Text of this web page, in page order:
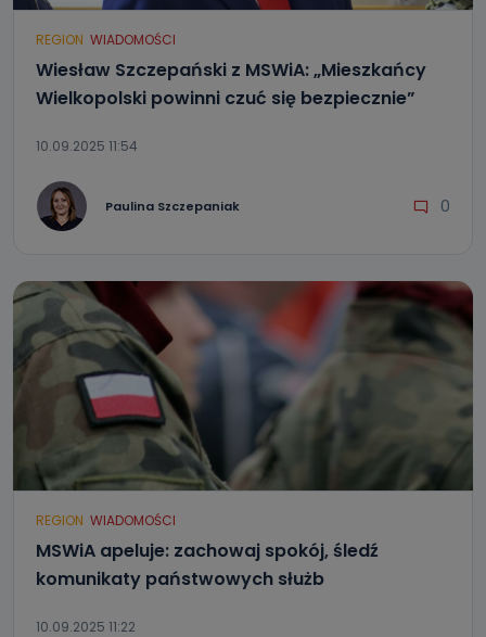
REGION WIADOMOŚCI
Wiesław Szczepański z MSWiA: „Mieszkańcy
Wielkopolski powinni czuć się bezpiecznie”
10.09.2025 11:54
Paulina Szczepaniak 0
REGION WIADOMOŚCI
MSWiA apeluje: zachowaj spokój, śledź
komunikaty państwowych służb
10.09.2025 11:22